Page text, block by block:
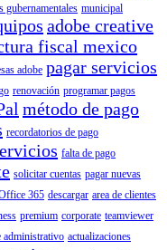
gubernamentales municipal
adobe creative
fiscal mexico
adobe pagar servicios
renovación programar pagos
método de pago
recordatorios de pago
falta de pago
solicitar cuentas pagar nuevas
365 descargar area de clientes
premium corporate teamviewer
administrativo actualizaciones